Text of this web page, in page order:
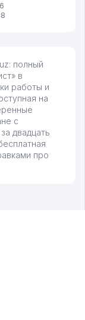
полный
в
работы и
на
с
двадцать
про